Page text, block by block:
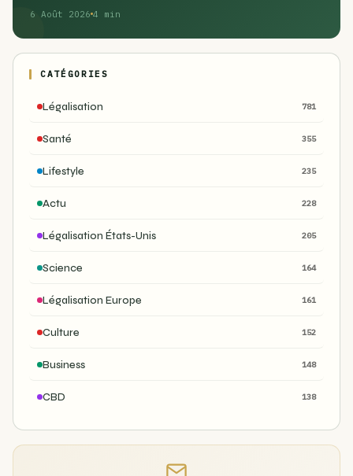
6 Août 2026 4 min
CATÉGORIES
Légalisation 781
Santé 355
Lifestyle 235
Actu 228
Légalisation États-Unis 205
Science 164
Légalisation Europe 161
Culture 152
Business 148
CBD 138